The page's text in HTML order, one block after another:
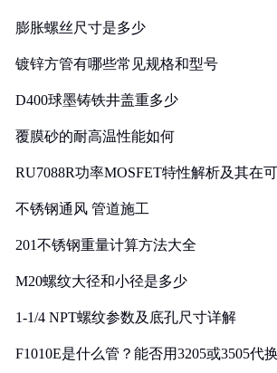
膨胀螺丝尺寸是多少
镀锌方管有哪些常见规格和型号
D400球墨铸铁井盖重多少
覆膜砂的耐高温性能如何
RU7088R功率MOSFET特性解析及其在
不锈钢通风 管道施工
201不锈钢重量计算方法大全
M20螺纹大径和小径是多少
1-1/4 NPT螺纹参数及底孔尺寸详解
F1010E是什么管？能否用3205或3505代换